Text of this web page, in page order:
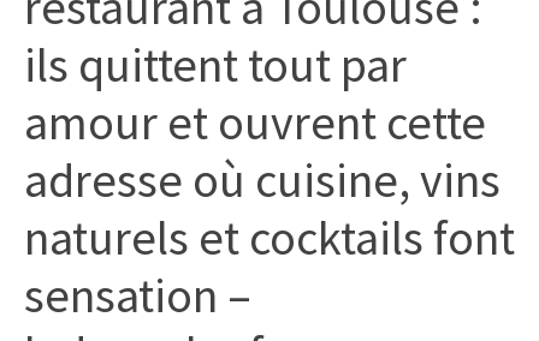
initiatives
citoyennes
ils quittent tout par
amour et ouvrent cette
adresse où cuisine, vins
naturels et cocktails font
sensation –